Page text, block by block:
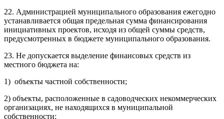
22. Администрацией муниципального образования ежегодно
устанавливается общая предельная сумма финансирования
инициативных проектов, исходя из общей суммы средств,
предусмотренных в бюджете муниципального образования.
23. Не допускается выделение финансовых средств из
местного бюджета на:
1) объекты частной собственности;
2) объекты, расположенные в садоводческих некоммерческих
организациях, не находящихся в муниципальной
собственности;